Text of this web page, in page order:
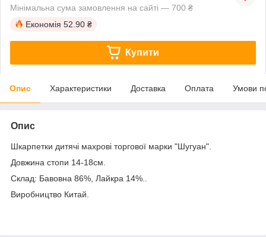
Мінімальна сума замовлення на сайті — 700 ₴
Економія 52.90 ₴
Купити
Опис Характеристики Доставка Оплата Умови
Опис
Шкарпетки дитячі махрові торгової марки "Шугуан".
Довжина стопи 14-18см.
Склад: Бавовна 86%, Лайкра 14%..
Виробництво Китай.